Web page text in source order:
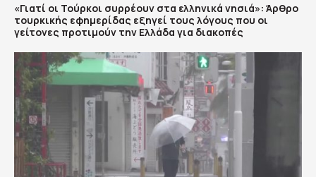
«Γιατί οι Τούρκοι συρρέουν στα ελληνικά νησιά»: Άρθρο
τουρκικής εφημερίδας εξηγεί τους λόγους που οι
γείτονες προτιμούν την Ελλάδα για διακοπές